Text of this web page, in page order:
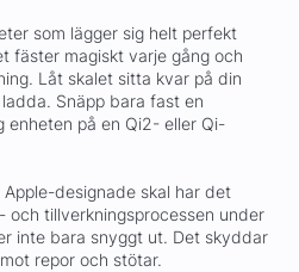
som lägger sig helt perfekt
fäster magiskt varje gång och
Låt skalet sitta kvar på din
Snäpp bara fast en
enheten på en Qi2- eller Qi-
designade skal har det
och tillverkningsprocessen under
inte bara snyggt ut. Det skyddar
repor och stötar.